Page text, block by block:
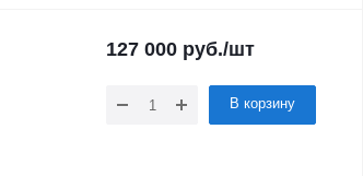
127 000 руб./шт
В корзину